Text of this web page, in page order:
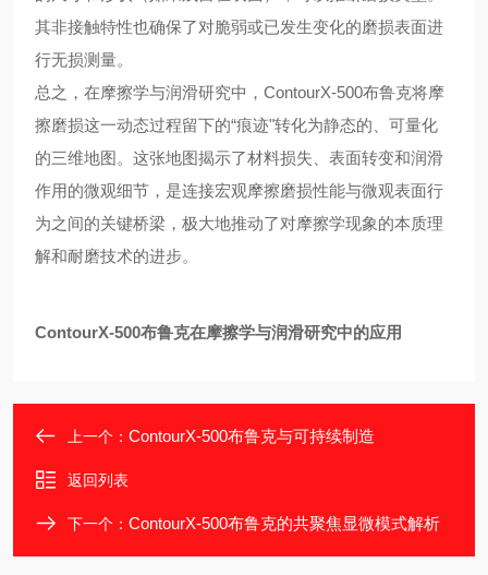
其非接触特性也确保了对脆弱或已发生变化的磨损表面进
行无损测量。
总之，在摩擦学与润滑研究中，ContourX-500布鲁克将摩
擦磨损这一动态过程留下的“痕迹"转化为静态的、可量化
的三维地图。这张地图揭示了材料损失、表面转变和润滑
作用的微观细节，是连接宏观摩擦磨损性能与微观表面行
为之间的关键桥梁，极大地推动了对摩擦学现象的本质理
解和耐磨技术的进步。
ContourX-500布鲁克在摩擦学与润滑研究中的应用
上一个： ContourX-500布鲁克与可持续制造
返回列表
下一个： ContourX-500布鲁克的共聚焦显微模式解析